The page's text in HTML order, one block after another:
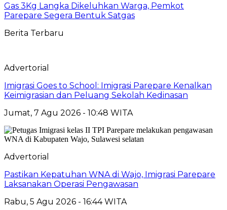
Gas 3Kg Langka Dikeluhkan Warga, Pemkot
Parepare Segera Bentuk Satgas
Berita Terbaru
Advertorial
Imigrasi Goes to School: Imigrasi Parepare Kenalkan
Keimigrasian dan Peluang Sekolah Kedinasan
Jumat, 7 Agu 2026 - 10:48 WITA
Advertorial
Pastikan Kepatuhan WNA di Wajo, Imigrasi Parepare
Laksanakan Operasi Pengawasan
Rabu, 5 Agu 2026 - 16:44 WITA